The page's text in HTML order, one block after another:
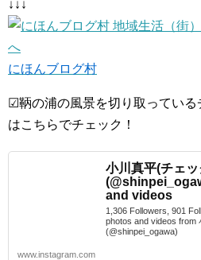
↓↓↓
にほんブログ村
☑鞆の浦の風景を切り取っている
はこちらでチェック！
小川真平(チェ
and videos
1,306 Followers, 901
photos and videos from
(@shinpei_ogawa)
www.instagram.com